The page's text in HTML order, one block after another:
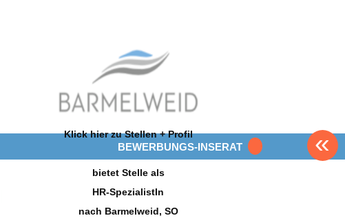
Klick hier zu Stellen + Profil
bietet Stelle als
HR-SpezialistIn
nach Barmelweid, SO
BEWERBUNGS-INSERAT «